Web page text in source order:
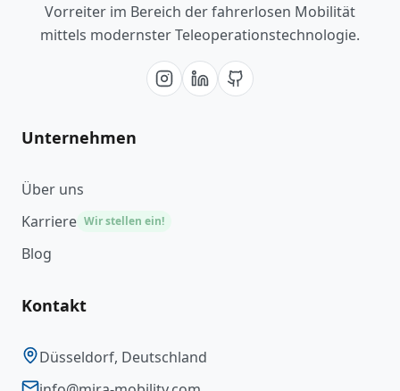
Vorreiter im Bereich der fahrerlosen Mobilität
mittels modernster Teleoperationstechnologie.
Unternehmen
Über uns
Karriere Wir stellen ein!
Blog
Kontakt
Düsseldorf, Deutschland